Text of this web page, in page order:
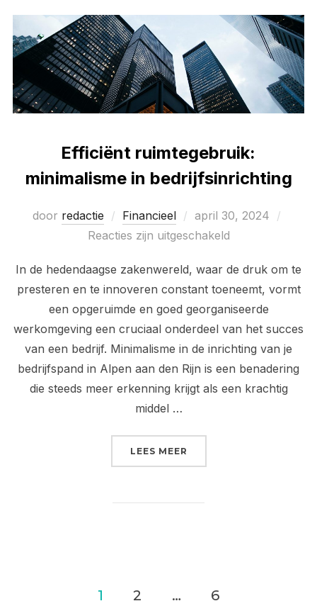
Efficiënt ruimtegebruik:
minimalisme in bedrijfsinrichting
door redactie Financieel
Geplaatst
op
april 30, 2024
Reacties zijn uitgeschakeld
In de hedendaagse zakenwereld, waar de druk om te
presteren en te innoveren constant toeneemt, vormt
een opgeruimde en goed georganiseerde
werkomgeving een cruciaal onderdeel van het succes
van een bedrijf. Minimalisme in de inrichting van je
bedrijfspand in Alpen aan den Rijn is een benadering
die steeds meer erkenning krijgt als een krachtig
middel …
LEES MEER
Berichten
1 2 … 6